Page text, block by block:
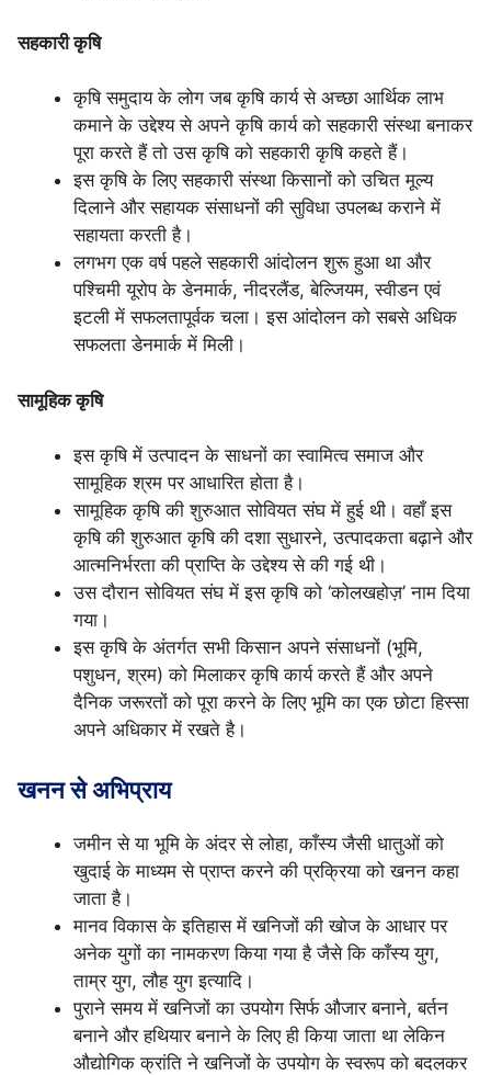
सहकारी कृषि
कृषि समुदाय के लोग जब कृषि कार्य से अच्छा आर्थिक लाभ
कमाने के उद्देश्य से अपने कृषि कार्य को सहकारी संस्था बनाकर
पूरा करते हैं तो उस कृषि को सहकारी कृषि कहते हैं।
इस कृषि के लिए सहकारी संस्था किसानों को उचित मूल्य
दिलाने और सहायक संसाधनों की सुविधा उपलब्ध कराने में
सहायता करती है।
लगभग एक वर्ष पहले सहकारी आंदोलन शुरू हुआ था और
पश्चिमी यूरोप के डेनमार्क, नीदरलैंड, बेल्जियम, स्वीडन एवं
इटली में सफलतापूर्वक चला। इस आंदोलन को सबसे अधिक
सफलता डेनमार्क में मिली।
सामूहिक कृषि
इस कृषि में उत्पादन के साधनों का स्वामित्व समाज और
सामूहिक श्रम पर आधारित होता है।
सामूहिक कृषि की शुरुआत सोवियत संघ में हुई थी। वहाँ इस
कृषि की शुरुआत कृषि की दशा सुधारने, उत्पादकता बढ़ाने और
आत्मनिर्भरता की प्राप्ति के उद्देश्य से की गई थी।
उस दौरान सोवियत संघ में इस कृषि को ‘कोलखहोज़’ नाम दिया
गया।
इस कृषि के अंतर्गत सभी किसान अपने संसाधनों (भूमि,
पशुधन, श्रम) को मिलाकर कृषि कार्य करते हैं और अपने
दैनिक जरूरतों को पूरा करने के लिए भूमि का एक छोटा हिस्सा
अपने अधिकार में रखते है।
खनन से अभिप्राय
जमीन से या भूमि के अंदर से लोहा, काँस्य जैसी धातुओं को
खुदाई के माध्यम से प्राप्त करने की प्रक्रिया को खनन कहा
जाता है।
मानव विकास के इतिहास में खनिजों की खोज के आधार पर
अनेक युगों का नामकरण किया गया है जैसे कि काँस्य युग,
ताम्र युग, लौह युग इत्यादि।
पुराने समय में खनिजों का उपयोग सिर्फ औजार बनाने, बर्तन
बनाने और हथियार बनाने के लिए ही किया जाता था लेकिन
औद्योगिक क्रांति ने खनिजों के उपयोग के स्वरूप को बदलकर